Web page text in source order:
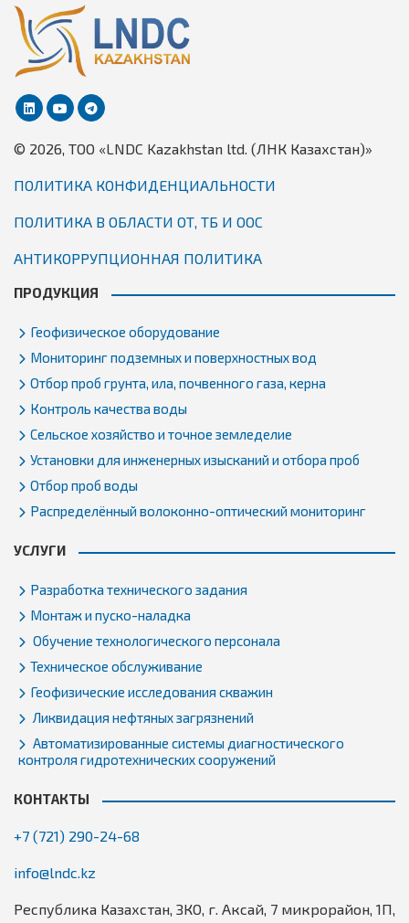
© 2026, TОО «LNDC Kazakhstan ltd. (ЛНК Казахстан)»
ПОЛИТИКА КОНФИДЕНЦИАЛЬНОСТИ
ПОЛИТИКА В ОБЛАСТИ ОТ, ТБ И ООС
АНТИКОРРУПЦИОННАЯ ПОЛИТИКА
ПРОДУКЦИЯ
Геофизическое оборудование
Мониторинг подземных и поверхностных вод
Отбор проб грунта, ила, почвенного газа, керна
Контроль качества воды
Сельское хозяйство и точное земледелие
Установки для инженерных изысканий и отбора проб
Отбор проб воды
Распределённый волоконно-оптический мониторинг
УСЛУГИ
Разработка технического задания
Монтаж и пуско-наладка
Обучение технологического персонала
Техническое обслуживание
Геофизические исследования скважин
Ликвидация нефтяных загрязнений
Автоматизированные системы диагностического
контроля гидротехнических сооружений
КОНТАКТЫ
+7 (721) 290-24-68
info@lndc.kz
Республика Казахстан, ЗКО, г. Аксай, 7 микрорайон, 1П,